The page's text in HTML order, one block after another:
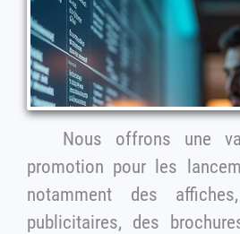
Nous offrons une variété d'outils de
promotion pour les
notamment des
publicitaires, des brochures, des vidéos